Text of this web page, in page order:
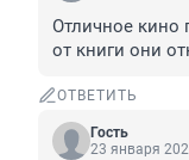
Отличное кино
от книги они
ОТВЕТИТЬ
Гость
23 января